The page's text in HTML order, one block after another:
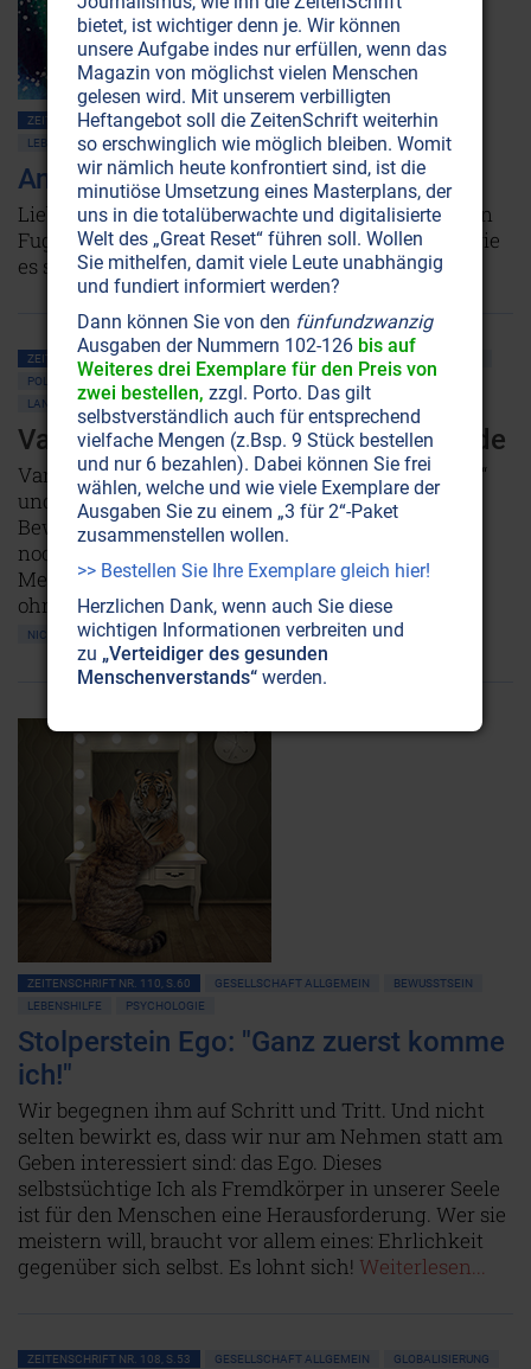
ZEITENSCHRIFT NR. 115, S.60 GESELLSCHAFT ALLGEMEIN
BEWUSSTSEIN
LEBENSHILFE
LIEBE PSYCHOLOGIE
Antworten für die Lebensreise
Liebe, Kinder, Arbeit und Politik: Einiges ist aus den
Fugen geraten, global wie privat. Lesen Sie hier, wie
es sich wieder einrenken lässt!Weiterlesen...
ZEITENSCHRIFT NR. 114, S.5
POLITIK ALLGEMEIN
LANDWIRTSCHAFT
WISSENSCHAFT UND ETHIK
Vandana Shiva: Kämpferin für die Erde
Vandana Shiva war „Monsantos größter Albtraum“
und gilt als Vorreiterin der globalen Saatgut-
Bewegung. Auch mit siebzig Jahren ist sie immer
noch für den Schutz der Erde und die Freiheit der
Menschen unterwegs: streitbar, unermüdlich und
ohne je ihren Humor zu verlieren.
NICHT ONLINE VERFÜGBAR AUSGABE BESTELLEN
ZEITENSCHRIFT NR. 110, S.60 GESELLSCHAFT ALLGEMEIN
BEWUSSTSEIN
LEBENSHILFE
PSYCHOLOGIE
Stolperstein Ego: "Ganz zuerst komme
ich!"
Wir begegnen ihm auf Schritt und Tritt. Und nicht
selten bewirkt es, dass wir nur am Nehmen statt am
Geben interessiert sind: das Ego. Dieses
selbstsüchtige Ich als Fremdkörper in unserer Seele
ist für den Menschen eine Herausforderung. Wer sie
meistern will, braucht vor allem eines: Ehrlichkeit
gegenüber sich selbst. Es lohnt sich! Weiterlesen...
ZEITENSCHRIFT NR. 108, S.53 GESELLSCHAFT ALLGEMEIN GLOBALISIERUNG
bietet, ist wichtiger denn je. Wir können
unsere Aufgabe indes nur erfüllen, wenn das
Magazin von möglichst vielen Menschen
gelesen wird. Mit unserem verbilligten
Heftangebot soll die ZeitenSchrift weiterhin
so erschwinglich wie möglich bleiben. Womit
wir nämlich heute konfrontiert sind, ist die
minutiöse Umsetzung eines Masterplans, der
uns in die totalüberwachte und digitalisierte
Welt des „Great Reset“ führen soll. Wollen
Sie mithelfen, damit viele Leute unabhängig
und fundiert informiert werden?
Dann können Sie von den fünfundzwanzig
Ausgaben der Nummern 102-126 bis auf
Weiteres drei Exemplare für den Preis von
zwei bestellen, zzgl. Porto. Das gilt
selbstverständlich auch für entsprechend
vielfache Mengen (z.Bsp. 9 Stück bestellen
und nur 6 bezahlen). Dabei können Sie frei
wählen, welche und wie viele Exemplare der
Ausgaben Sie zu einem „3 für 2“-Paket
zusammenstellen wollen.
>> Bestellen Sie Ihre Exemplare gleich hier!
Herzlichen Dank, wenn auch Sie diese
wichtigen Informationen verbreiten und
zu „Verteidiger des gesunden
Menschenverstands“ werden.